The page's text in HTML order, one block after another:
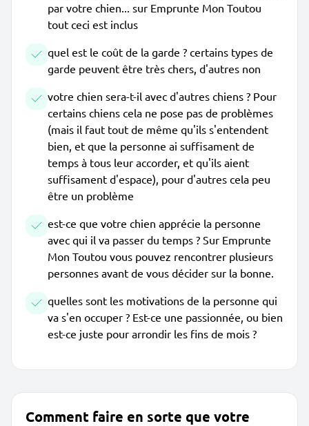
par votre chien... sur Emprunte Mon Toutou
tout ceci est inclus
quel est le coût de la garde ? certains types de
garde peuvent être très chers, d'autres non
votre chien sera-t-il avec d'autres chiens ? Pour
certains chiens cela ne pose pas de problèmes
(mais il faut tout de même qu'ils s'entendent
bien, et que la personne ai suffisament de
temps à tous leur accorder, et qu'ils aient
suffisament d'espace), pour d'autres cela peu
être un problème
est-ce que votre chien apprécie la personne
avec qui il va passer du temps ? Sur Emprunte
Mon Toutou vous pouvez rencontrer plusieurs
personnes avant de vous décider sur la bonne.
quelles sont les motivations de la personne qui
va s'en occuper ? Est-ce une passionnée, ou bien
est-ce juste pour arrondir les fins de mois ?
Comment faire en sorte que votre